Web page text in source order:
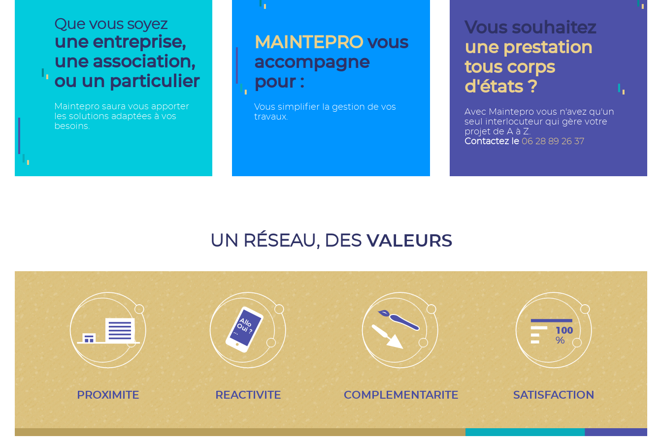
Que vous soyez
une entreprise,
une association,
ou un particulier
Maintepro saura vous apporter
les solutions adaptées à vos
besoins.
MAINTEPROvous
accompagne
pour :
Vous simplifier la gestion de vos
travaux.
Vous souhaitez
une prestation
tous corps
d'états ?
Avec Maintepro vous n'avez qu'un
seul interlocuteur qui gère votre
projet de A à Z.
Contactez le 06 28 89 26 37
UN RÉSEAU, DES VALEURS
PROXIMITE REACTIVITE COMPLEMENTARITE SATISFACTION